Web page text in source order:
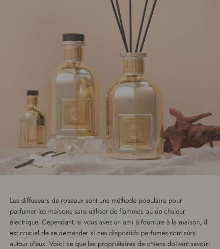
Les diffuseurs de roseaux sont une méthode populaire pour
parfumer les maisons sans utiliser de flammes ou de chaleur
électrique. Cependant, si vous avez un ami à fourrure à la maison, il
est crucial de se demander si ces dispositifs parfumés sont sûrs
autour d'eux. Voici ce que les propriétaires de chiens doivent savoir: